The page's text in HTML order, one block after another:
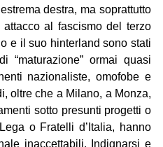
destra, ma soprattutto
al fascismo del terzo
e il suo hinterland sono stati
ormai quasi
nazionaliste, omofobe e
oltre che a Milano, a Monza,
sotto presunti progetti o
o Fratelli d’Italia, hanno
inaccettabili. Indignarsi e